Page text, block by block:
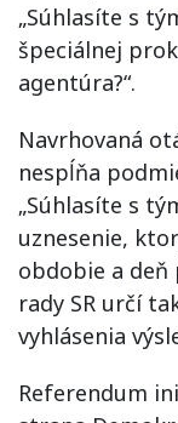
„Súhlasíte s
špeciálnej
agentúra?“.
Navrhovaná
nespĺňa
„Súhlasíte s
uznesenie,
obdobie a deň
rady SR určí
vyhlásenia
Referendum